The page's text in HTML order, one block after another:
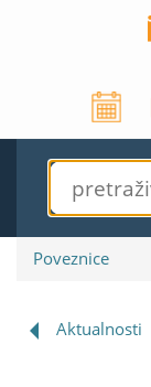
Poveznice
Aktualnosti